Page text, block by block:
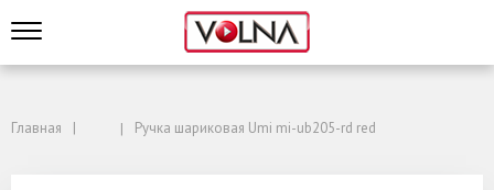
Главная Ручка шариковая Umi mi-ub205-rd red